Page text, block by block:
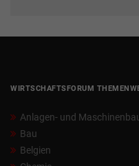
WIRTSCHAFTSFORUM
Anlagen- und
Bau
Belgien